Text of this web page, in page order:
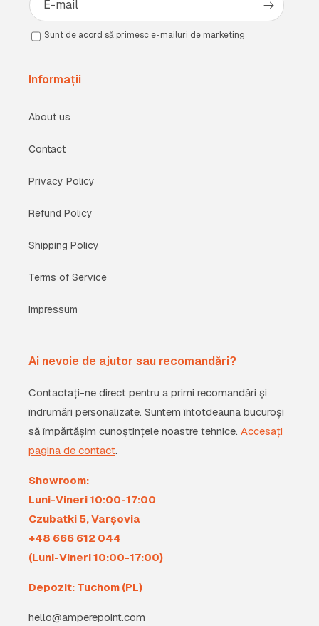
E-mail
Sunt de acord să primesc e-mailuri de marketing
Informații
About us
Contact
Privacy Policy
Refund Policy
Shipping Policy
Terms of Service
Impressum
Ai nevoie de ajutor sau recomandări?
Contactați-ne direct pentru a primi recomandări și
îndrumări personalizate. Suntem întotdeauna bucuroși
să împărtășim cunoștințele noastre tehnice. Accesați
pagina de contact.
Showroom:
Luni-Vineri 10:00-17:00
Czubatki 5, Varșovia
+48 666 612 044
(Luni-Vineri 10:00-17:00)
Depozit: Tuchom (PL)
hello@amperepoint.com